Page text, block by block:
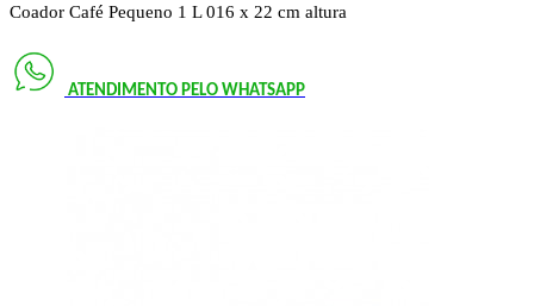
Coador Café Pequeno 1 L 016 x 22 cm altura
ATENDIMENTO PELO WHATSAPP